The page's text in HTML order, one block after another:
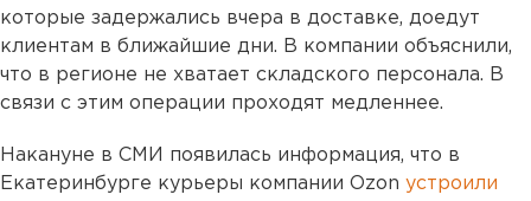
которые задержались вчера в доставке, доедут
клиентам в ближайшие дни. В компании объяснили,
что в регионе не хватает складского персонала. В
связи с этим операции проходят медленнее.
Накануне в СМИ появилась информация, что в
Екатеринбурге курьеры компании Ozon устроили